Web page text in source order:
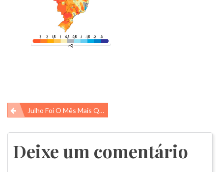
Navegação
de
Post
Julho Foi O Mês Mais Quente Da História Recente
Deixe um comentário